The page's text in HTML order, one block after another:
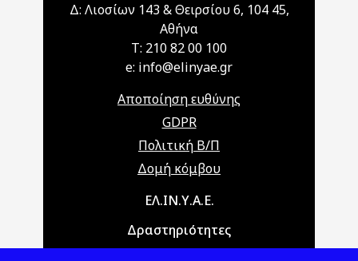
Δ: Λιοσίων 143 & Θειρσίου 6, 104 45,
Αθήνα
T: 210 82 00 100
e: info@elinyae.gr
Αποποίηση ευθύνης
GDPR
Πολιτική Β/Π
Δομή κόμβου
Main navigationΕΛ.ΙΝ.Υ.Α.Ε.
Δραστηριότητες